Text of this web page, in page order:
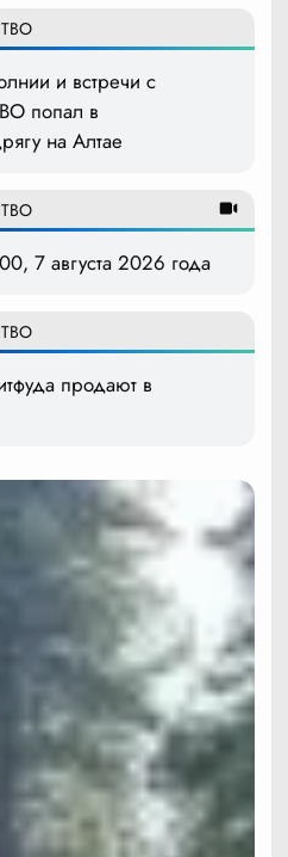
и встречи с
попал в
на Алтае
7 августа 2026 года
продают в